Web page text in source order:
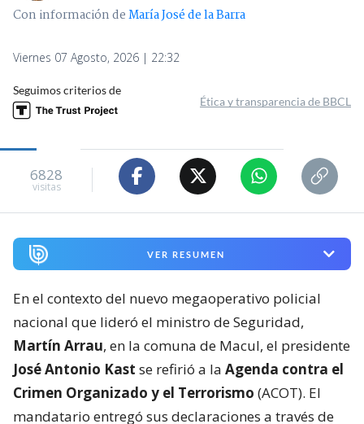
Con información deMaría José de la Barra
Viernes 07 Agosto, 2026 | 22:32
Seguimos criterios de
Ética y transparencia de BBCL
6828
visitas
VER RESUMEN
En el contexto del nuevo megaoperativo policial
nacional que lideró el ministro de Seguridad,
Martín Arrau, en la comuna de Macul, el presidente
José Antonio Kast se refirió a la Agenda contra el
Crimen Organizado y el Terrorismo (ACOT). El
mandatario entregó sus declaraciones a través de